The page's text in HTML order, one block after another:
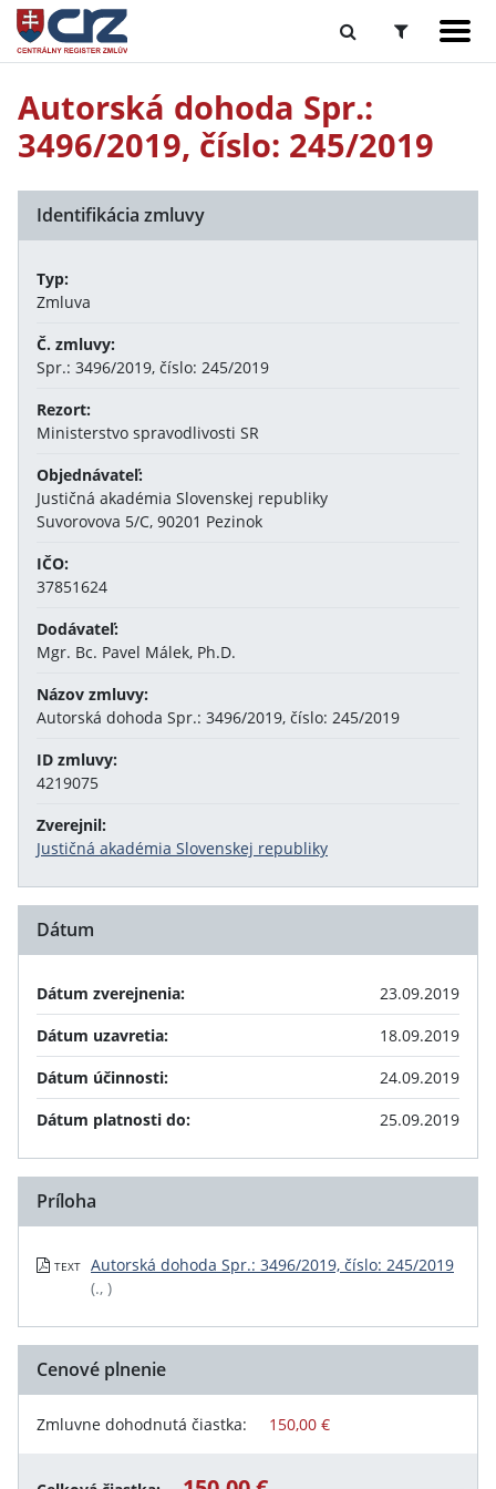
Autorská dohoda Spr.:
3496/2019, číslo: 245/2019
Identifikácia zmluvy
Typ:
Zmluva
Č. zmluvy:
Spr.: 3496/2019, číslo: 245/2019
Rezort:
Ministerstvo spravodlivosti SR
Objednávateľ:
Justičná akadémia Slovenskej republiky
Suvorovova 5/C, 90201 Pezinok
IČO:
37851624
Dodávateľ:
Mgr. Bc. Pavel Málek, Ph.D.
Názov zmluvy:
Autorská dohoda Spr.: 3496/2019, číslo: 245/2019
ID zmluvy:
4219075
Zverejnil:
Justičná akadémia Slovenskej republiky
Dátum
Dátum zverejnenia:
23.09.2019
Dátum uzavretia:
18.09.2019
Dátum účinnosti:
24.09.2019
Dátum platnosti do:
25.09.2019
Príloha
TEXT
Autorská dohoda Spr.: 3496/2019, číslo: 245/2019
(., )
Cenové plnenie
Zmluvne dohodnutá čiastka: 150,00 €